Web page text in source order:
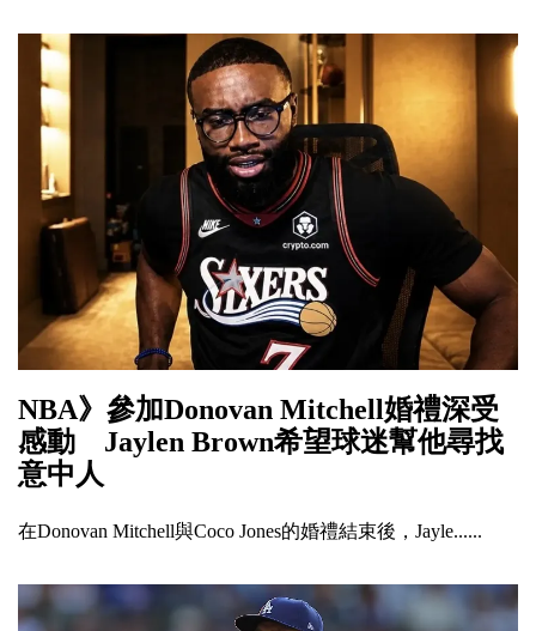
NBA》參加Donovan Mitchell婚禮深受
感動 Jaylen Brown希望球迷幫他尋找
意中人
在Donovan Mitchell與Coco Jones的婚禮結束後，Jayle......